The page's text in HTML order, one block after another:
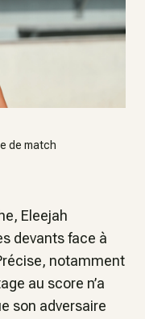
de match
Eleejah
devants face à
notamment
au score n’a
son adversaire